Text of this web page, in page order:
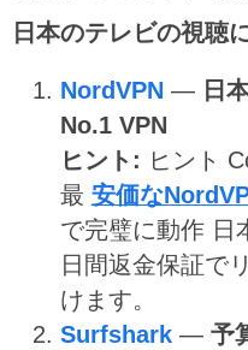
日本のテレビの視聴
NordVPN — 日
No.1 VPN
ヒント: ヒント
最 安価な
で完璧に動作 日
日間返金保証で
けます。
Surfshark — 予